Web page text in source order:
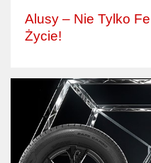
Alusy – Nie Tylko
Życie!